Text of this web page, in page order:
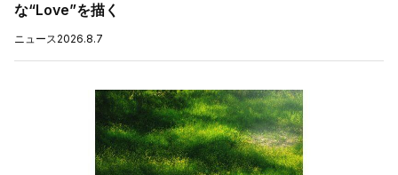
な“Love”を描く
ニュース2026.8.7